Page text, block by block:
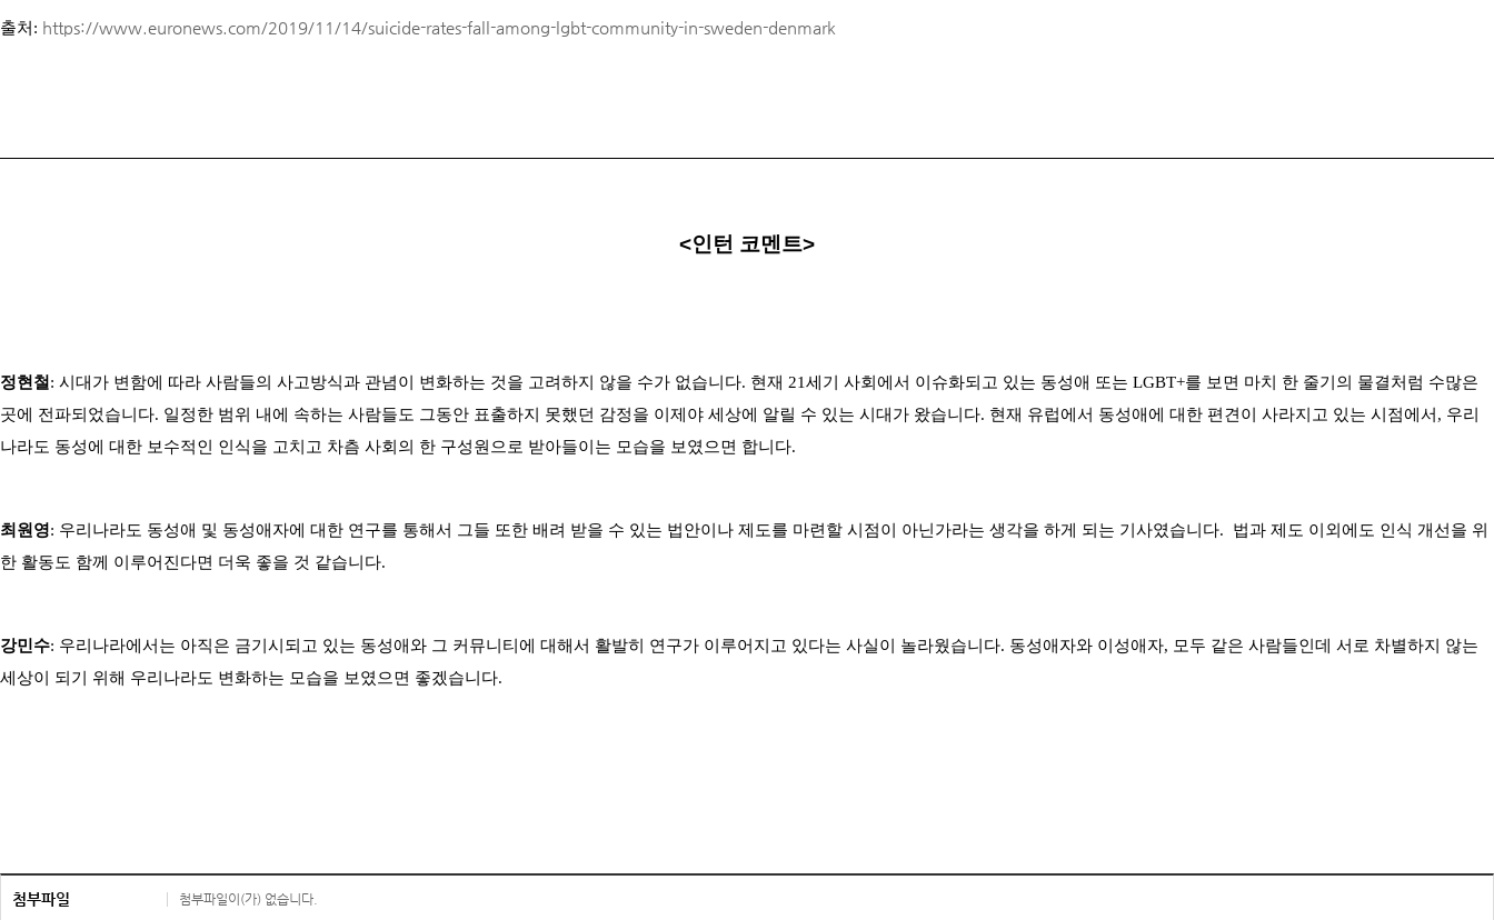
출처: https://www.euronews.com/2019/11/14/suicide-rates-fall-among-lgbt-community-in-sweden-denmark
<인턴 코멘트>
정현철: 시대가 변함에 따라 사람들의 사고방식과 관념이 변화하는 것을 고려하지 않을 수가 없습니다. 현재 21세기 사회에서 이슈화되고 있는 동성애 또는 LGBT+를 보면 마치 한 줄기의 물결처럼 수많은
곳에 전파되었습니다. 일정한 범위 내에 속하는 사람들도 그동안 표출하지 못했던 감정을 이제야 세상에 알릴 수 있는 시대가 왔습니다. 현재 유럽에서 동성애에 대한 편견이 사라지고 있는 시점에서, 우리
나라도 동성에 대한 보수적인 인식을 고치고 차츰 사회의 한 구성원으로 받아들이는 모습을 보였으면 합니다.
최원영: 우리나라도 동성애 및 동성애자에 대한 연구를 통해서 그들 또한 배려 받을 수 있는 법안이나 제도를 마련할 시점이 아닌가라는 생각을 하게 되는 기사였습니다. 법과 제도 이외에도 인식 개선을 위
한 활동도 함께 이루어진다면 더욱 좋을 것 같습니다.
강민수: 우리나라에서는 아직은 금기시되고 있는 동성애와 그 커뮤니티에 대해서 활발히 연구가 이루어지고 있다는 사실이 놀라웠습니다. 동성애자와 이성애자, 모두 같은 사람들인데 서로 차별하지 않는
세상이 되기 위해 우리나라도 변화하는 모습을 보였으면 좋겠습니다.
첨부파일 첨부파일이(가) 없습니다.